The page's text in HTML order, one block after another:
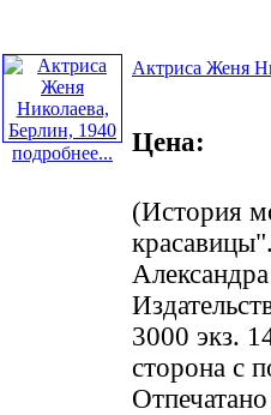
подробнее...
Актриса Женя
Цена:
(История
3000 экз.
сторона с